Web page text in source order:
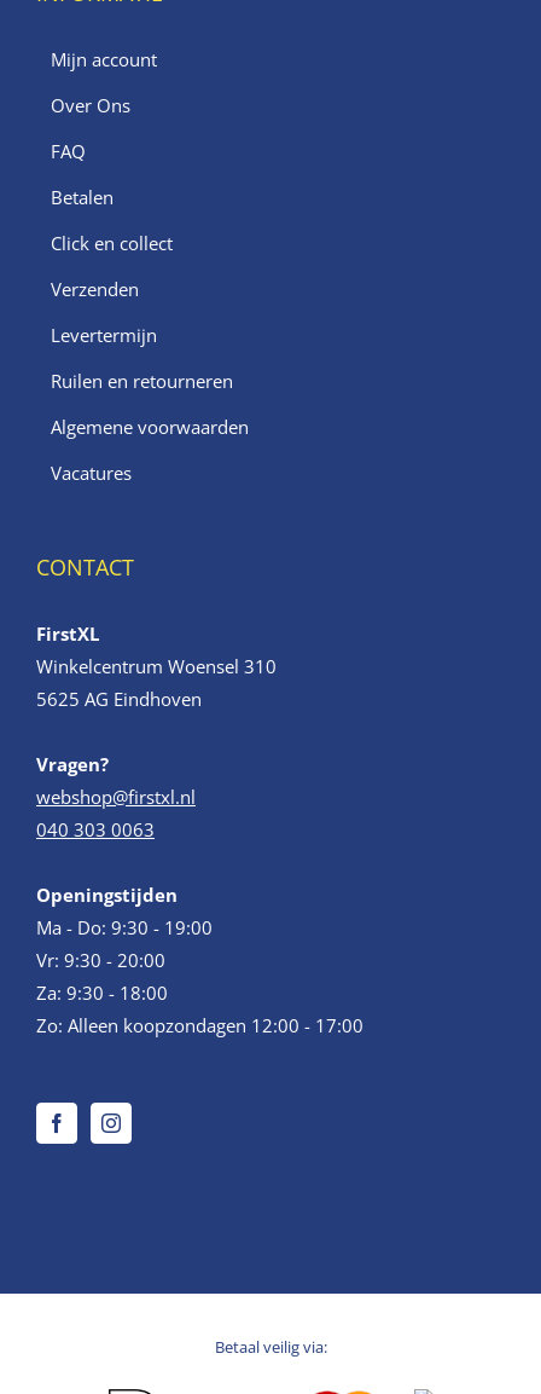
Mijn account
Over Ons
FAQ
Betalen
Click en collect
Verzenden
Levertermijn
Ruilen en retourneren
Algemene voorwaarden
Vacatures
CONTACT
FirstXL
Winkelcentrum Woensel 310
5625 AG Eindhoven
Vragen?
webshop@firstxl.nl
040 303 0063
Openingstijden
Ma - Do: 9:30 - 19:00
Vr: 9:30 - 20:00
Za: 9:30 - 18:00
Zo: Alleen koopzondagen 12:00 - 17:00
Betaal veilig via: